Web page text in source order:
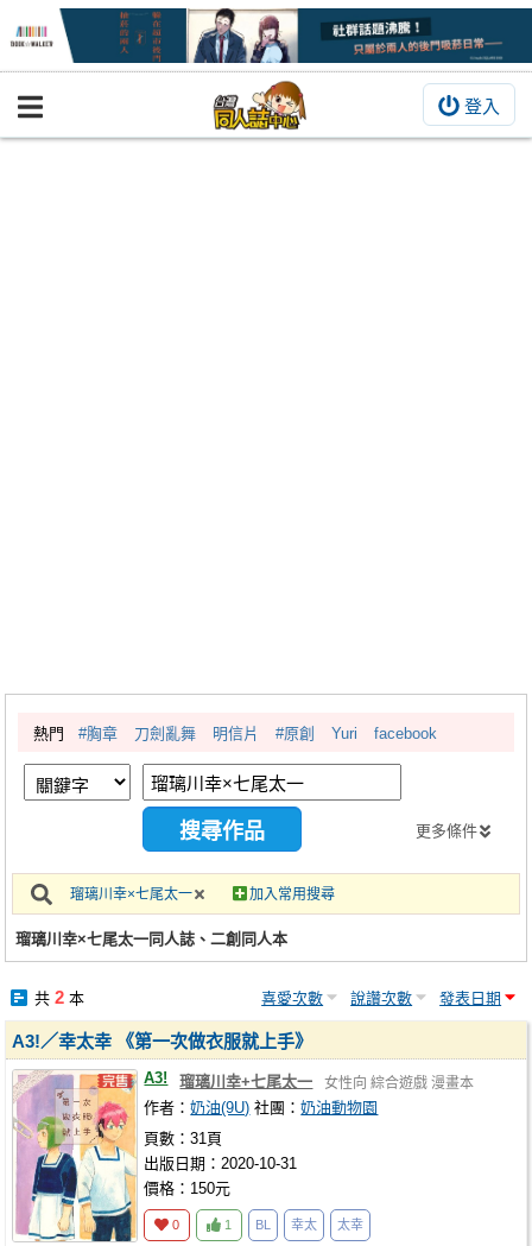
登入
BOOKY書集倉庫
繪圖藝廊
交流中心
攤位轉讓區
會員中心
註冊會員
熱門 #胸章 刀劍亂舞 明信片 #原創 Yuri facebook
更多條件
瑠璃川幸×七尾太一 加入常用搜尋
瑠璃川幸×七尾太一同人誌、二創同人本
共 2本 喜愛次數 說讚次數 發表日期
A3!／幸太幸 《第一次做衣服就上手》
A3! 瑠璃川幸+七尾太一 女性向 綜合遊戲 漫畫本
作者：奶油(9U) 社團：奶油動物園
頁數：31頁
出版日期：2020-10-31
價格：150元
0 1 BL 幸太 太幸